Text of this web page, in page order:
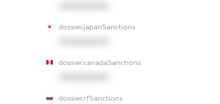
dossier.japanSanctions
dossier.canadaSanctions
dossier.rfSanctions